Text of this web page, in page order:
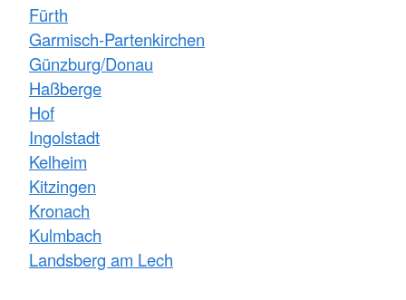
Fürth
Garmisch-Partenkirchen
Günzburg/Donau
Haßberge
Hof
Ingolstadt
Kelheim
Kitzingen
Kronach
Kulmbach
Landsberg am Lech